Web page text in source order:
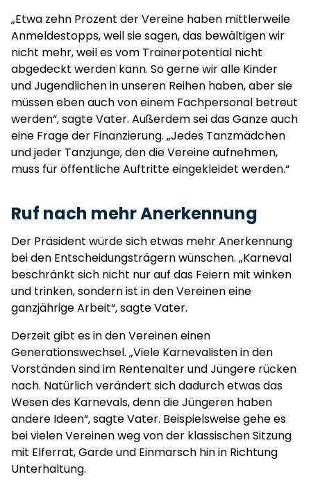
„Etwa zehn Prozent der Vereine haben mittlerweile
Anmeldestopps, weil sie sagen, das bewältigen wir
nicht mehr, weil es vom Trainerpotential nicht
abgedeckt werden kann. So gerne wir alle Kinder
und Jugendlichen in unseren Reihen haben, aber sie
müssen eben auch von einem Fachpersonal betreut
werden“, sagte Vater. Außerdem sei das Ganze auch
eine Frage der Finanzierung. „Jedes Tanzmädchen
und jeder Tanzjunge, den die Vereine aufnehmen,
muss für öffentliche Auftritte eingekleidet werden.“
Ruf nach mehr Anerkennung
Der Präsident würde sich etwas mehr Anerkennung
bei den Entscheidungsträgern wünschen. „Karneval
beschränkt sich nicht nur auf das Feiern mit winken
und trinken, sondern ist in den Vereinen eine
ganzjährige Arbeit“, sagte Vater.
Derzeit gibt es in den Vereinen einen
Generationswechsel. „Viele Karnevalisten in den
Vorständen sind im Rentenalter und Jüngere rücken
nach. Natürlich verändert sich dadurch etwas das
Wesen des Karnevals, denn die Jüngeren haben
andere Ideen“, sagte Vater. Beispielsweise gehe es
bei vielen Vereinen weg von der klassischen Sitzung
mit Elferrat, Garde und Einmarsch hin in Richtung
Unterhaltung.